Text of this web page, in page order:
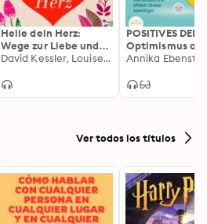
Heile dein Herz:
Wege zur Liebe und
Kraft bei Trennung, David Kessler, Louise Hay
POSITIVES
Optimismus auf
Knopfdruck:
Psychologie
loswerden,
überwinden und
bewältigen
Annika
Ver todos los títulos